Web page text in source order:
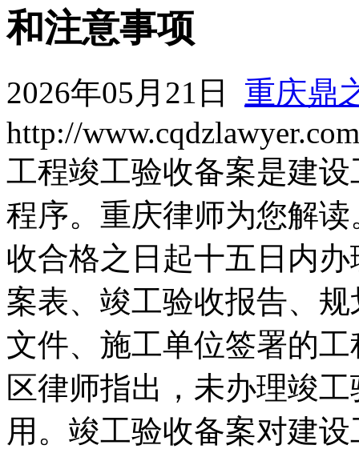
和注意事项
2026年05月21日 重庆鼎
http://www.cqdzlawyer.com
工程竣工验收备案是建
程序。重庆律师为您解
收合格之日起十五日内
案表、竣工验收报告、
文件、施工单位签署的
区律师指出，未办理竣
用。竣工验收备案对建